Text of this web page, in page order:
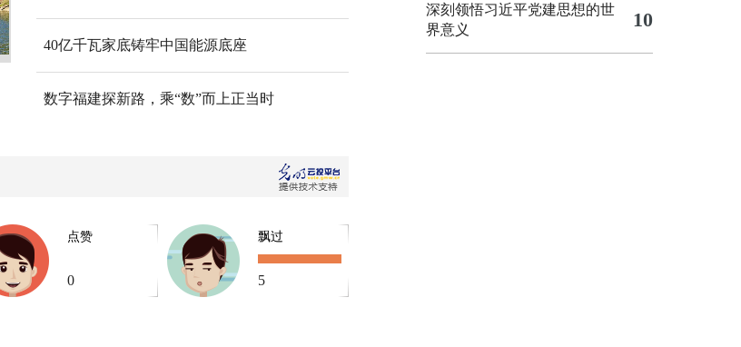
40亿千瓦家底铸牢中国能源底座
数字福建探新路，乘“数”而上正当时
点赞
0
飘过
5
深刻领悟习近平党建思想的世
界意义
10